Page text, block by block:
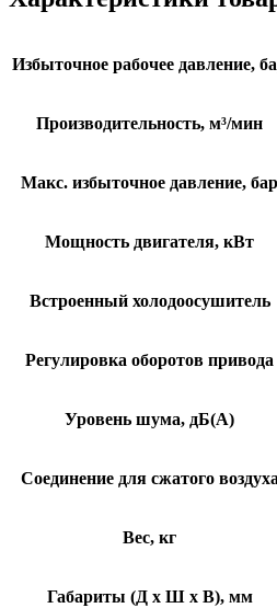
Избыточное рабочее давление,
Производительность, м³/мин
Макс. избыточное давление, бар
Мощность двигателя, кВт
Встроенный холодоосушитель
Регулировка оборотов привода
Уровень шума, дБ(А)
Соединение для сжатого
Вес, кг
Габариты (Д х Ш х В), мм